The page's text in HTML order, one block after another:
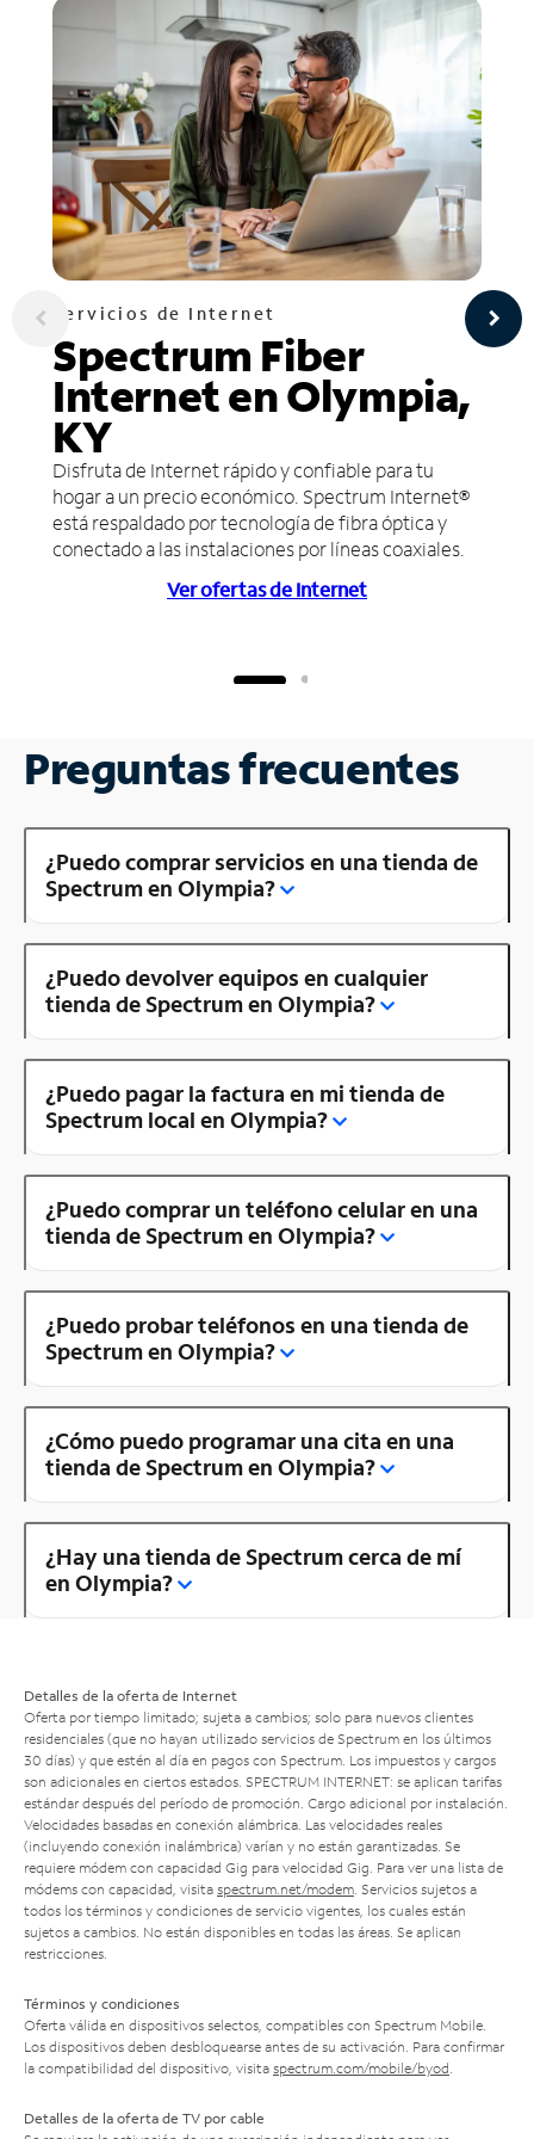
Servicios de Internet
Spectrum Fiber
Internet en Olympia,
KY
Disfruta de Internet rápido y confiable para tu
hogar a un precio económico. Spectrum Internet®
está respaldado por tecnología de fibra óptica y
conectado a las instalaciones por líneas coaxiales.
Ver ofertas de Internet
Preguntas frecuentes
¿Puedo comprar servicios en una tienda de
Spectrum en Olympia?
¿Puedo devolver equipos en cualquier
tienda de Spectrum en Olympia?
¿Puedo pagar la factura en mi tienda de
Spectrum local en Olympia?
¿Puedo comprar un teléfono celular en una
tienda de Spectrum en Olympia?
¿Puedo probar teléfonos en una tienda de
Spectrum en Olympia?
¿Cómo puedo programar una cita en una
tienda de Spectrum en Olympia?
¿Hay una tienda de Spectrum cerca de mí
en Olympia?
Detalles de la oferta de Internet
Oferta por tiempo limitado; sujeta a cambios; solo para nuevos clientes
residenciales (que no hayan utilizado servicios de Spectrum en los últimos
30 días) y que estén al día en pagos con Spectrum. Los impuestos y cargos
son adicionales en ciertos estados. SPECTRUM INTERNET: se aplican tarifas
estándar después del período de promoción. Cargo adicional por instalación.
Velocidades basadas en conexión alámbrica. Las velocidades reales
(incluyendo conexión inalámbrica) varían y no están garantizadas. Se
requiere módem con capacidad Gig para velocidad Gig. Para ver una lista de
módems con capacidad, visita spectrum.net/modem . Servicios sujetos a
todos los términos y condiciones de servicio vigentes, los cuales están
sujetos a cambios. No están disponibles en todas las áreas. Se aplican
restricciones.
Términos y condiciones
Oferta válida en dispositivos selectos, compatibles con Spectrum Mobile.
Los dispositivos deben desbloquearse antes de su activación. Para confirmar
la compatibilidad del dispositivo, visita spectrum.com/mobile/byod
Detalles de la oferta de TV por cable